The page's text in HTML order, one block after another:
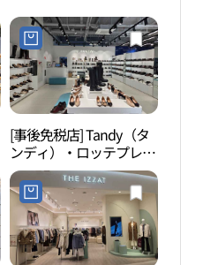
[事後免税店] Tandy（タ
ンディ）・ロッテプレミ
アムアウトレットキフン
（器興）店(미셀바이탠
디 롯데프리미엄아울렛
기흥점)